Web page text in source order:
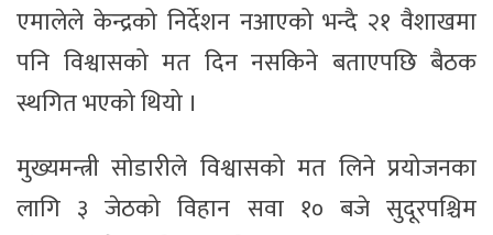
एमालेले केन्द्रको निर्देशन नआएको भन्दै २१ वैशाखमा
पनि विश्वासको मत दिन नसकिने बताएपछि बैठक
स्थगित भएको थियो ।
मुख्यमन्त्री सोडारीले विश्वासको मत लिने प्रयोजनका
लागि ३ जेठको विहान सवा १० बजे सुदूरपश्चिम